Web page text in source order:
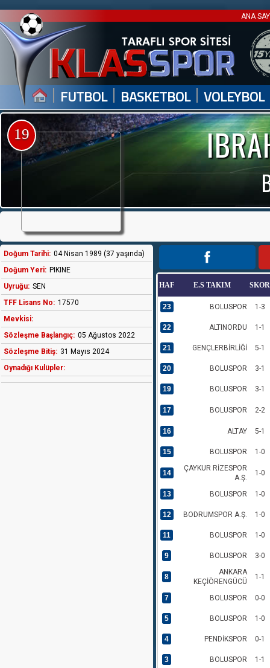
ANA
| FUTBOL | BASKETBOL | VOLEYBOL
19
Doğum Tarihi: 04 Nisan 1989 (37 yaşında)
Doğum Yeri: PIKINE
Uyruğu: SEN
TFF Lisans No: 17570
Mevkisi:
Sözleşme Başlangıç: 05 Ağustos 2022
Sözleşme Bitiş: 31 Mayıs 2024
Oynadığı Kulüpler:
HAF E.S TAKIM SKOR
23 BOLUSPOR 1-3
22 ALTINORDU 1-1
21 GENÇLERBİRLİĞİ 5-1
20 BOLUSPOR 3-1
19 BOLUSPOR 3-1
17 BOLUSPOR 2-2
16 ALTAY 5-1
15 BOLUSPOR 1-0
14
ÇAYKUR RİZESPOR
A.Ş.
1-0
13 BOLUSPOR 1-0
12 BODRUMSPOR A.Ş. 1-0
11 BOLUSPOR 1-0
9 BOLUSPOR 3-0
8
ANKARA
KEÇİÖRENGÜCÜ
1-1
7 BOLUSPOR 0-0
5 BOLUSPOR 1-0
4 PENDİKSPOR 0-1
3 BOLUSPOR 1-1